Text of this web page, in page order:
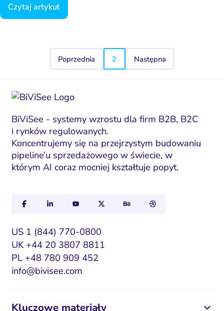
Czytaj artykuł
Poprzednia 2 Następna
BiViSee - systemy wzrostu dla firm B2B, B2C
i rynków regulowanych.
Koncentrujemy się na przejrzystym budowaniu
pipeline’u sprzedażowego w świecie, w
którym AI coraz mocniej kształtuje popyt.
US 1 (844) 770-0800
UK +44 20 3807 8811
PL +48 780 909 452
info@bivisee.com
Kluczowe materiały